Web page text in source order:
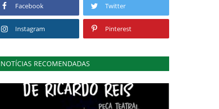
Facebook Twitter
Instagram Pinterest
NOTÍCIAS RECOMENDADAS